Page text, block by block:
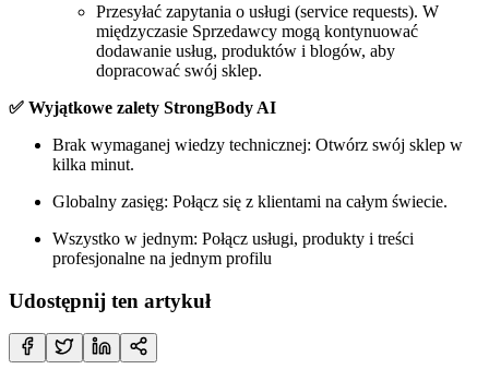
Przesyłać zapytania o usługi (service requests). W
międzyczasie Sprzedawcy mogą kontynuować
dodawanie usług, produktów i blogów, aby
dopracować swój sklep.
✅ Wyjątkowe zalety StrongBody AI
Brak wymaganej wiedzy technicznej: Otwórz swój sklep w
kilka minut.
Globalny zasięg: Połącz się z klientami na całym świecie.
Wszystko w jednym: Połącz usługi, produkty i treści
profesjonalne na jednym profilu
Udostępnij ten artykuł